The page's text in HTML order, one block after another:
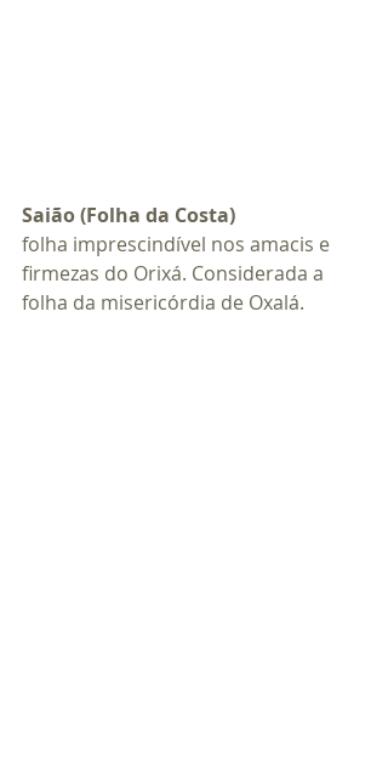
Saião (Folha da Costa)
folha imprescindível nos amacis e
firmezas do Orixá. Considerada a
folha da misericórdia de Oxalá.